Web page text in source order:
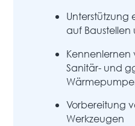
Unterstützung
auf
Kennenlernen
Sanitär- und
Vorbereitung
Werkzeugen